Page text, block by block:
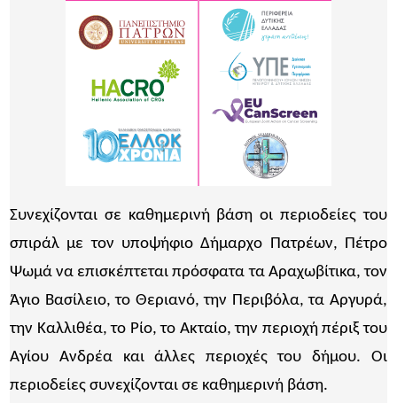
Συνεχίζονται σε καθημερινή βάση οι περιοδείες του
σπιράλ με τον υποψήφιο Δήμαρχο Πατρέων, Πέτρο
Ψωμά να επισκέπτεται πρόσφατα τα Αραχωβίτικα, τον
Άγιο Βασίλειο, το Θεριανό, την Περιβόλα, τα Αργυρά,
την Καλλιθέα, το Ρίο, το Ακταίο, την περιοχή πέριξ του
Αγίου Ανδρέα και άλλες περιοχές του δήμου. Οι
περιοδείες συνεχίζονται σε καθημερινή βάση.